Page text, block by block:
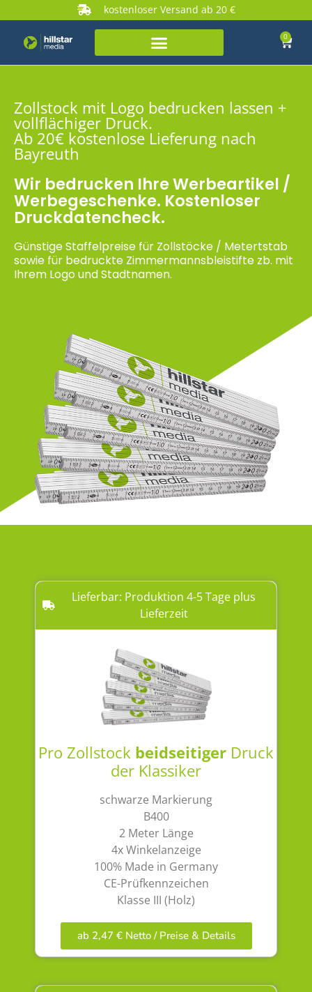
kostenloser Versand ab 20 €
0
Zollstock mit Logo bedrucken lassen +
vollflächiger Druck.
Ab 20€ kostenlose Lieferung nach
Bayreuth
Wir bedrucken Ihre Werbeartikel /
Werbegeschenke. Kostenloser
Druckdatencheck.
Günstige Staffelpreise für Zollstöcke / Metertstab
sowie für bedruckte Zimmermannsbleistifte zb. mit
Ihrem Logo und Stadtnamen.
Lieferbar: Produktion 4-5 Tage plus
Lieferzeit
Pro Zollstock beidseitiger Druck
der Klassiker
schwarze Markierung
B400
2 Meter Länge
4x Winkelanzeige
100% Made in Germany
CE-Prüfkennzeichen
Klasse III (Holz)
ab 2,47 € Netto / Preise & Details